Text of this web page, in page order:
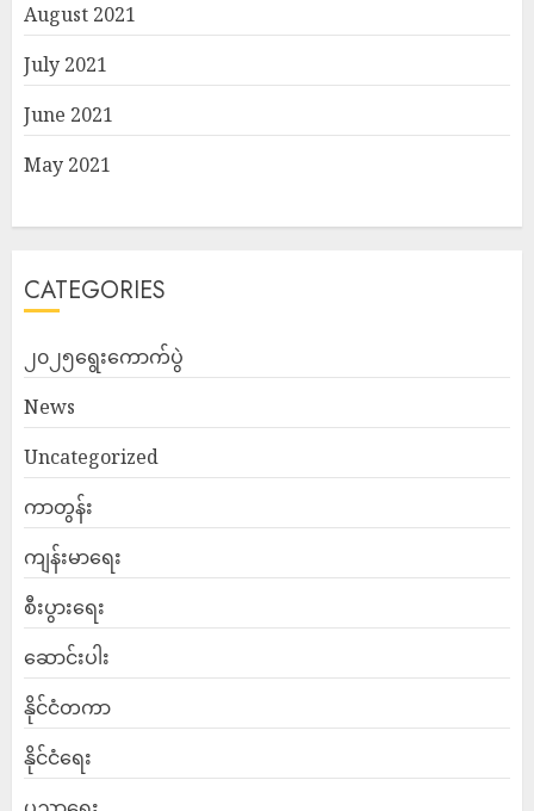
August 2021
July 2021
June 2021
May 2021
CATEGORIES
၂၀၂၅ရွေးကောက်ပွဲ
News
Uncategorized
ကာတွန်း
ကျန်းမာရေး
စီးပွားရေး
ဆောင်းပါး
နိုင်ငံတကာ
နိုင်ငံရေး